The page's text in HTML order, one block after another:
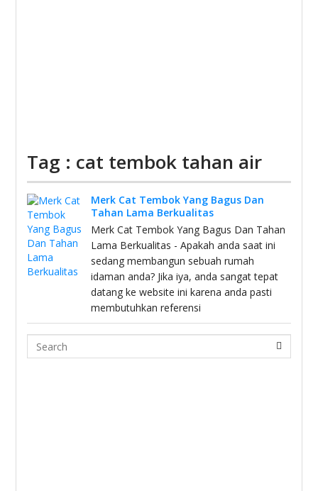
Tag : cat tembok tahan air
Merk Cat Tembok Yang Bagus Dan
Tahan Lama Berkualitas
Merk Cat Tembok Yang Bagus Dan Tahan
Lama Berkualitas - Apakah anda saat ini
sedang membangun sebuah rumah
idaman anda? Jika iya, anda sangat tepat
datang ke website ini karena anda pasti
membutuhkan referensi
Search